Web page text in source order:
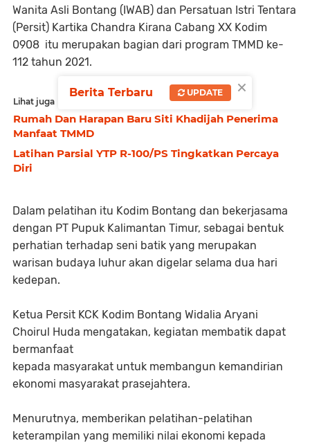
Wanita Asli Bontang (IWAB) dan Persatuan Istri Tentara
(Persit) Kartika Chandra Kirana Cabang XX Kodim
0908 itu merupakan bagian dari program TMMD ke-
112 tahun 2021.
Lihat juga
Rumah Dan Harapan Baru Siti Khadijah Penerima
Manfaat TMMD
Latihan Parsial YTP R-100/PS Tingkatkan Percaya
Diri
Dalam pelatihan itu Kodim Bontang dan bekerjasama
dengan PT Pupuk Kalimantan Timur, sebagai bentuk
perhatian terhadap seni batik yang merupakan
warisan budaya luhur akan digelar selama dua hari
kedepan.
Ketua Persit KCK Kodim Bontang Widalia Aryani
Choirul Huda mengatakan, kegiatan membatik dapat
bermanfaat
kepada masyarakat untuk membangun kemandirian
ekonomi masyarakat prasejahtera.
Menurutnya, memberikan pelatihan-pelatihan
keterampilan yang memiliki nilai ekonomi kepada
×
Berita Terbaru UPDATE